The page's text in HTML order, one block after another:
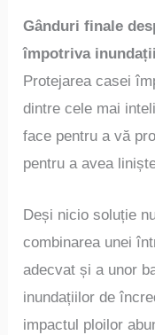
Gânduri finale
împotriva
Protejarea casei
dintre cele mai
face pentru a vă
pentru a avea
Deși nicio soluție
combinarea unei
adecvat și a unor
inundațiilor de
impactul ploilor